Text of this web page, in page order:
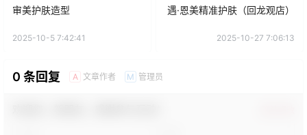
审美护肤造型
2025-10-5 7:42:41
遇·恩美精准护肤（回龙观店）
2025-10-27 7:06:13
0 条回复 A 文章作者 M 管理员